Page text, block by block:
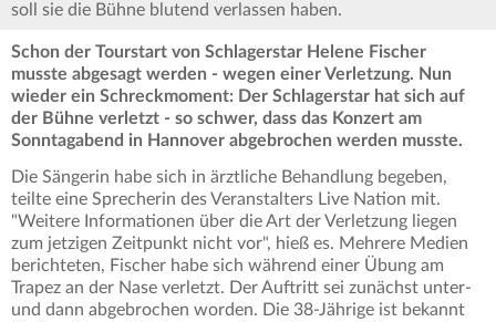
soll sie die Bühne blutend verlassen haben.
Schon der Tourstart von Schlagerstar Helene Fischer
musste abgesagt werden - wegen einer Verletzung. Nun
wieder ein Schreckmoment: Der Schlagerstar hat sich auf
der Bühne verletzt - so schwer, dass das Konzert am
Sonntagabend in Hannover abgebrochen werden musste.
Die Sängerin habe sich in ärztliche Behandlung begeben,
teilte eine Sprecherin des Veranstalters Live Nation mit.
"Weitere Informationen über die Art der Verletzung liegen
zum jetzigen Zeitpunkt nicht vor", hieß es. Mehrere Medien
berichteten, Fischer habe sich während einer Übung am
Trapez an der Nase verletzt. Der Auftritt sei zunächst unter-
und dann abgebrochen worden. Die 38-Jährige ist bekannt